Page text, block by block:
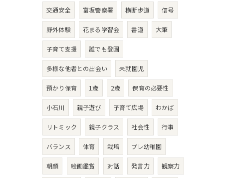
交通安全 富坂警察署 横断歩道 信号
野外体験 花まる学習会 書道 大筆
子育て支援 誰でも登園
多様な他者との出会い 未就園児
預かり保育 1歳 2歳 保育の必要性
小石川 親子遊び 子育て広場 わかば
リトミック 親子クラス 社会性 行事
バランス 体育 栽培 プレ幼稚園
朝顔 絵画鑑賞 対話 発言力 観察力